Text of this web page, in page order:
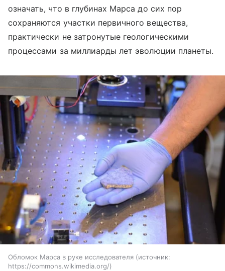
означать, что в глубинах Марса до сих пор
сохраняются участки первичного вещества,
практически не затронутые геологическими
процессами за миллиарды лет эволюции планеты.
Обломок Марса в руке исследователя
источник:
https://commons.wikimedia.org/